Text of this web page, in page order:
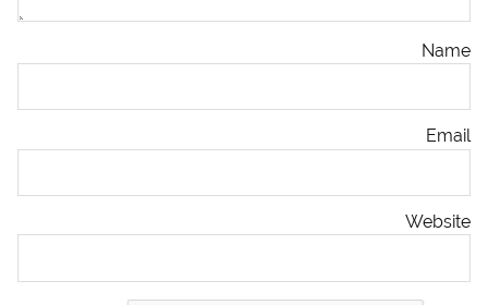
Name
Email
Website